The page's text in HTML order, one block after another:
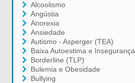
Alcoolismo
Angústia
Anorexia
Ansiedade
Autismo - Asperger (TEA)
Baixa Autoestima e Insegurança
Borderline (TLP)
Bulemia e Obesidade
Bullying